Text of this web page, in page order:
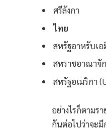
ศรีลังกา
ไทย
สหรัฐอาหรับเอ
สหราชอาณาจั
สหรัฐอเมริกา
อย่างไรก็ตามร
กันต่อไปว่าจะ